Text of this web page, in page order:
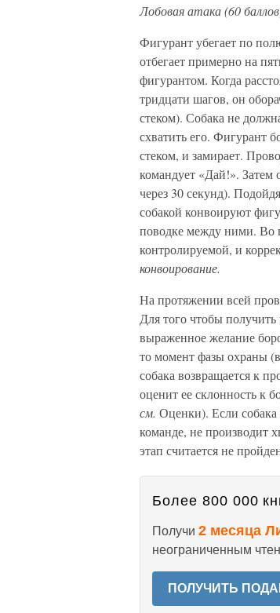
Лобовая атака (60
Фигурант убегает по
отбегает примерно на
фигурантом. Когда
тридцати шагов, он
стеком). Собака не
схватить его. Фигурант
стеком, и замирает.
командует «Дай!». Затем
через 30 секунд).
собакой конвоируют
поводке между ними. Во
контролируемой, и
конвоирование.
На протяжении всей
Для того чтобы
выраженное желание
то момент фазы охраны
собака возвращается к
оценит ее склонность к
см. Оценки). Если собака
команде, не производит
этап считается не
Более 800 000
Получи 2 месяца
неограниченным
ПОЛУЧИТЬ